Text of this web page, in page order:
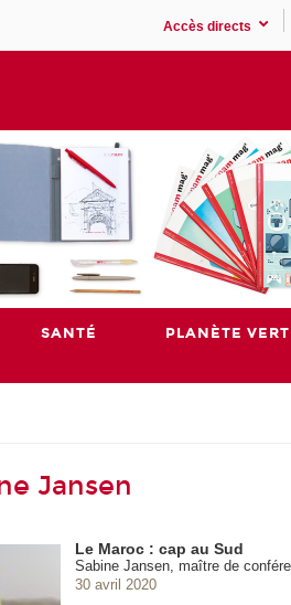
Accès directs
SANTÉ PLANÈTE
Jansen
Le Maroc : cap au Sud
Sabine Jansen, maître de
30 avril 2020